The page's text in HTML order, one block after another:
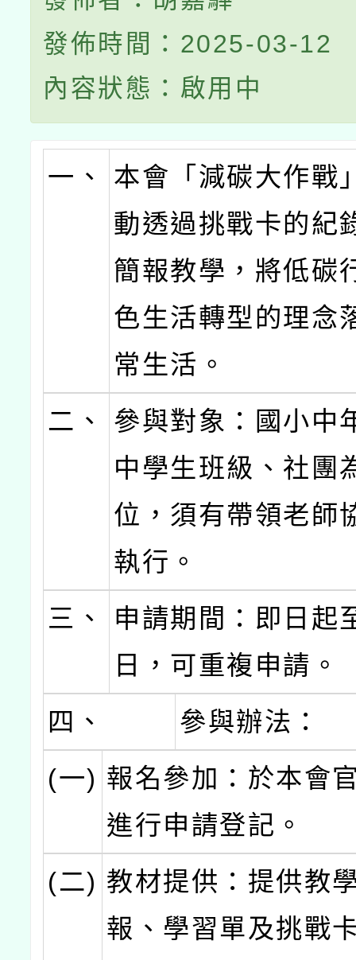
發佈時間：2025-03-12
內容狀態：啟用中
一、
本會「減碳大作戰
動透過挑戰卡的紀
簡報教學，將低碳
色生活轉型的理念
常生活。
二、
參與對象：國小中
中學生班級、社團
位，須有帶領老師
執行。
三、
申請期間：即日起
日，可重複申請。
四、
參與辦法：
(一) 報名參加：於本會
進行申請登記。
(二) 教材提供：提供教
報、學習單及挑戰